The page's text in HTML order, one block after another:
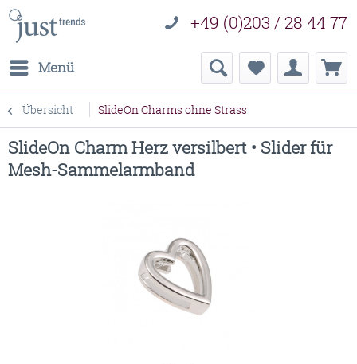
+49 (0)203 / 28 44 77
Menü
Übersicht SlideOn Charms ohne Strass
SlideOn Charm Herz versilbert • Slider für
Mesh-Sammelarmband